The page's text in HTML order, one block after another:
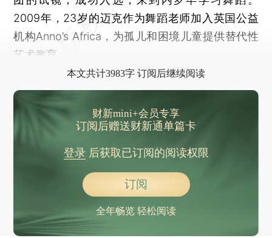
2009年，23岁的迈克作为舞蹈老师加入英国公益
机构Anno’s Africa，为孤儿和困境儿童提供替代性
艺术教育。
本文共计3983字 订阅后继续阅读
财新mini+会员专享
订阅后赠送财新通单篇卡
登录后获取已订阅的阅读权限
订阅
全年畅览 轻松阅读